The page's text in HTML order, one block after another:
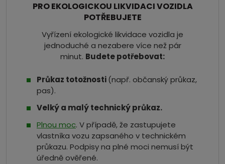
PRO EKOLOGICKOU LIKVIDACI VOZIDLA
POTŘEBUJETE
Vyřízení ekologické likvidace vozidla je
jednoduché a nezabere více než pár
minut. Budete potřebovat:
Průkaz totožnosti(např. občanský průkaz,
pas).
Velký a malý technický průkaz.
Plnou moc. V případě, že zastupujete
vlastníka vozu zapsaného v technickém
průkazu. Podpisy na plné moci nemusí být
úředně ověřené.